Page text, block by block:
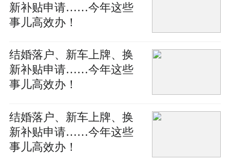
新补贴申请……今年这些
事儿高效办！
结婚落户、新车上牌、换
新补贴申请……今年这些
事儿高效办！
结婚落户、新车上牌、换
新补贴申请……今年这些
事儿高效办！